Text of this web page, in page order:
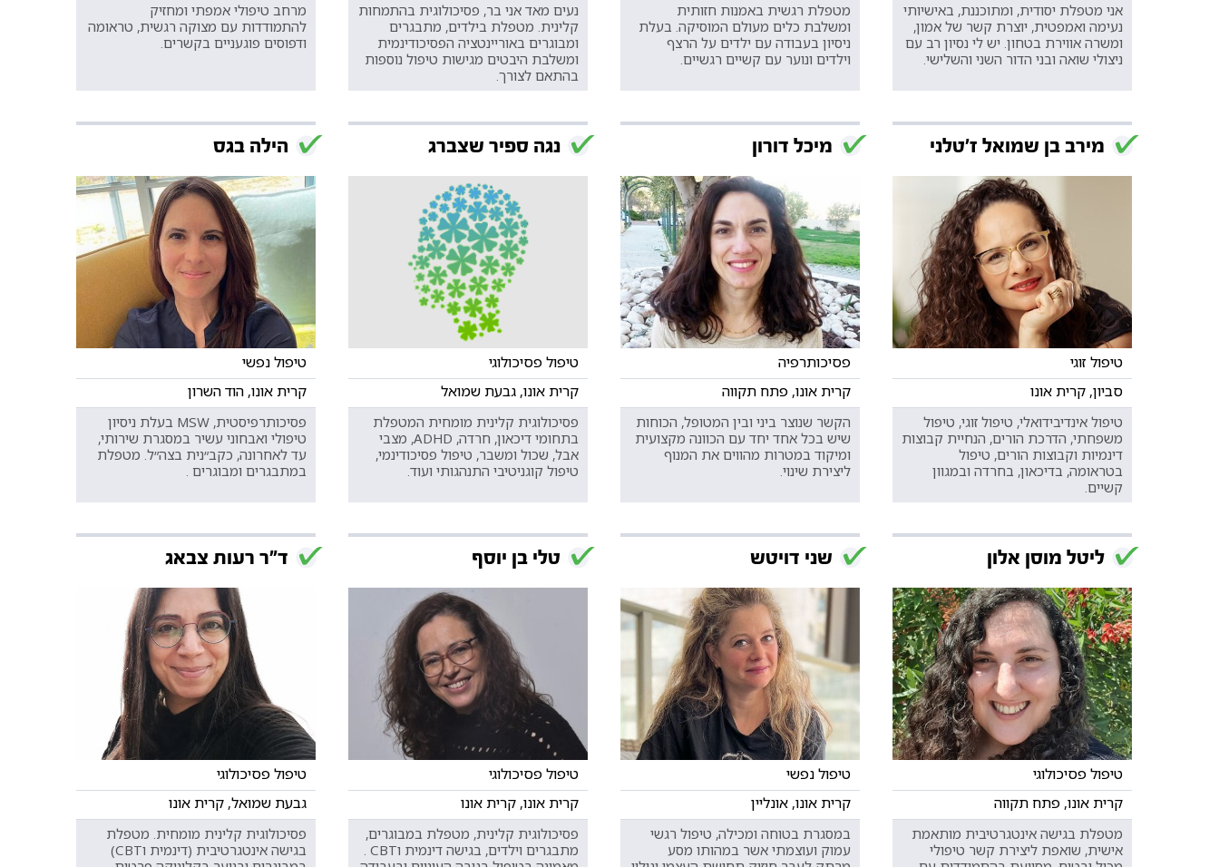
אני מטפלת יסודית, ומתוכננת, באישיותי
נעימה ואמפטית, יוצרת קשר של אמון,
ומשרה אווירת בטחון. יש לי נסיון רב עם
ניצולי שואה ובני הדור השני והשלישי.
מטפלת רגשית באמנות חזותית
ומשלבת כלים מעולם המוסיקה. בעלת
ניסיון בעבודה עם ילדים על הרצף
וילדים ונוער עם קשיים רגשיים.
נעים מאד אני בר, פסיכולוגית בהתמחות
קלינית. מטפלת בילדים, מתבגרים
ומבוגרים באוריינטציה הפסיכודינמית
ומשלבת היבטים מגישות טיפול נוספות
בהתאם לצורך.
מרחב טיפולי אמפתי ומחזיק
להתמודדות עם מצוקה רגשית, טראומה
ודפוסים פוגעניים בקשרים.
מירב בן שמואל ז'טלני
טיפול זוגי
סביון, קרית אונו
טיפול אינדיבידואלי, טיפול זוגי, טיפול
משפחתי, הדרכת הורים, הנחיית קבוצות
דינמיות וקבוצות הורים, טיפול
בטראומה, בדיכאון, בחרדה ובמגוון
קשיים.
מיכל דורון
פסיכותרפיה
קרית אונו, פתח תקווה
הקשר שנוצר ביני ובין המטופל, הכוחות
שיש בכל אחד יחד עם הכוונה מקצועית
ומיקוד במטרות מהווים את המנוף
ליצירת שינוי.
נגה ספיר שצברג
טיפול פסיכולוגי
קרית אונו, גבעת שמואל
פסיכולוגית קלינית מומחית המטפלת
בתחומי דיכאון, חרדה, ADHD, מצבי
אבל, שכול ומשבר, טיפול פסיכודינמי,
טיפול קוגניטיבי התנהגותי ועוד.
הילה בגס
טיפול נפשי
קרית אונו, הוד השרון
פסיכותרפיסטית, MSW בעלת ניסיון
טיפולי ואבחוני עשיר במסגרת שירותי,
עד לאחרונה, כקב״נית בצה״ל. מטפלת
במתבגרים ומבוגרים .
ליטל מוסן אלון
טיפול פסיכולוגי
קרית אונו, פתח תקווה
מטפלת בגישה אינטגרטיבית מותאמת
אישית, שואפת ליצירת קשר טיפולי
שני דויטש
טיפול נפשי
קרית אונו, אונליין
במסגרת בטוחה ומכילה, טיפול רגשי
עמוק ועוצמתי אשר במהותו מסע
טלי בן יוסף
טיפול פסיכולוגי
קרית אונו, קרית אונו
פסיכולוגית קלינית, מטפלת במבוגרים,
מתבגרים וילדים, בגישה דינמית וCBT .
ד"ר רעות צבאג
טיפול פסיכולוגי
גבעת שמואל, קרית אונו
פסיכולוגית קלינית מומחית. מטפלת
בגישה אינטגרטיבית (דינמית וCBT)